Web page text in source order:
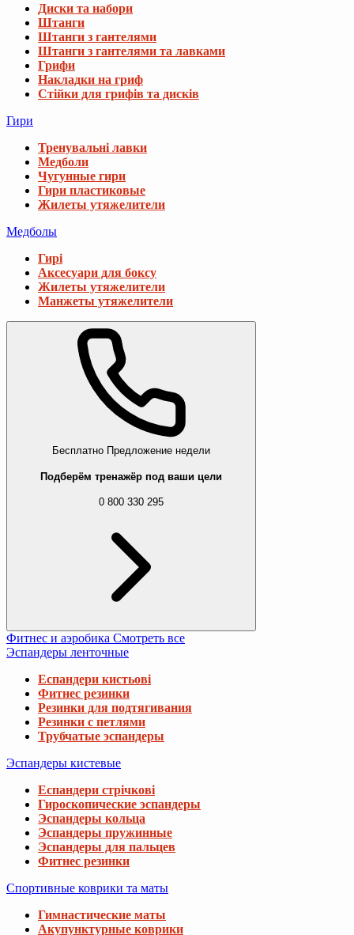
Диски та набори
Штанги
Штанги з гантелями
Штанги з гантелями та лавками
Грифи
Накладки на гриф
Стійки для грифів та дисків
Гири
Тренувальні лавки
Медболи
Чугунные гири
Гири пластиковые
Жилеты утяжелители
Медболы
Гирі
Аксесуари для боксу
Жилеты утяжелители
Манжеты утяжелители
Бесплатно Предложение недели
Подберём тренажёр под ваши цели
0 800 330 295
Фитнес и аэробика Смотреть все
Эспандеры ленточные
Еспандери кистьові
Фитнес резинки
Резинки для подтягивания
Резинки с петлями
Трубчатые эспандеры
Эспандеры кистевые
Еспандери стрічкові
Гироскопические эспандеры
Эспандеры кольца
Эспандеры пружинные
Эспандеры для пальцев
Фитнес резинки
Спортивные коврики та маты
Гимнастические маты
Акупунктурные коврики